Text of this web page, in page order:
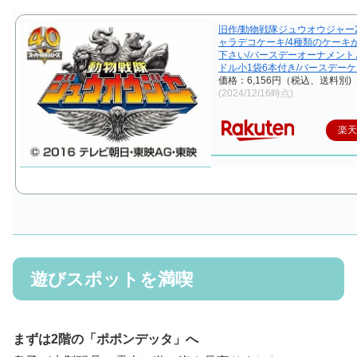
旧作/動物戦隊ジュウオウジャ
ャラデコケーキ/4種類のケーキ
下さい/バースデーオーナメン
ドル小1袋6本付き/バースデー
価格：6,156円（税込、送料別)
(2024/12/16時点)
楽
遊びスポットを満喫
まずは2階の「ポポンデッタ」へ